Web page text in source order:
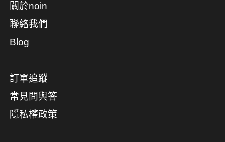
關於noin
聯絡我們
Blog
訂單追蹤
常見問與答
隱私權政策